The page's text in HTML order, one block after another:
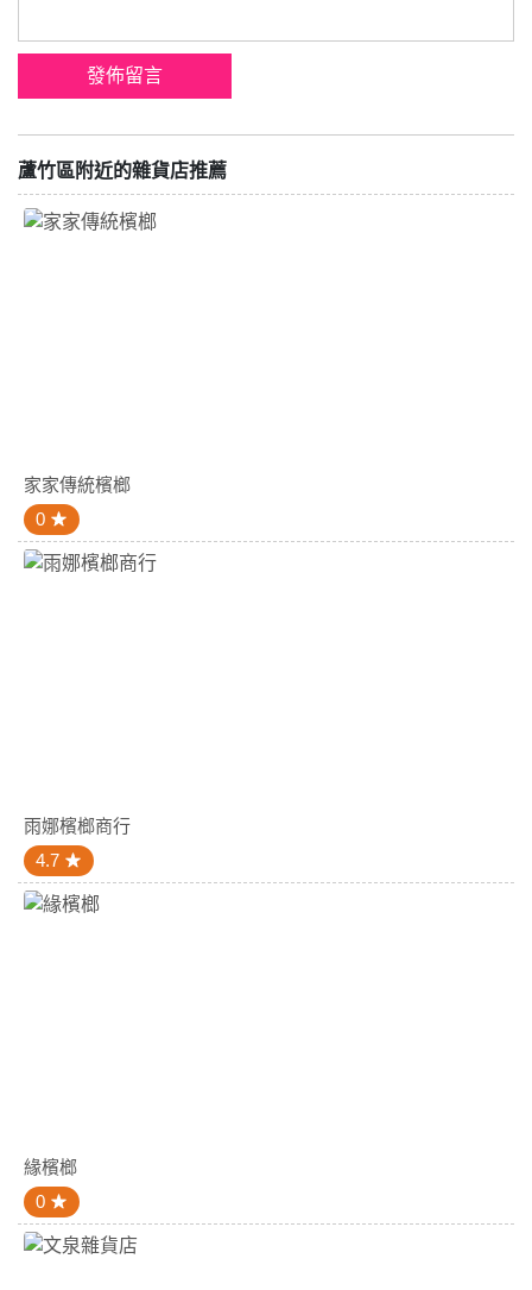
蘆竹區附近的雜貨店推薦
家家傳統檳榔
0
雨娜檳榔商行
4.7
緣檳榔
0